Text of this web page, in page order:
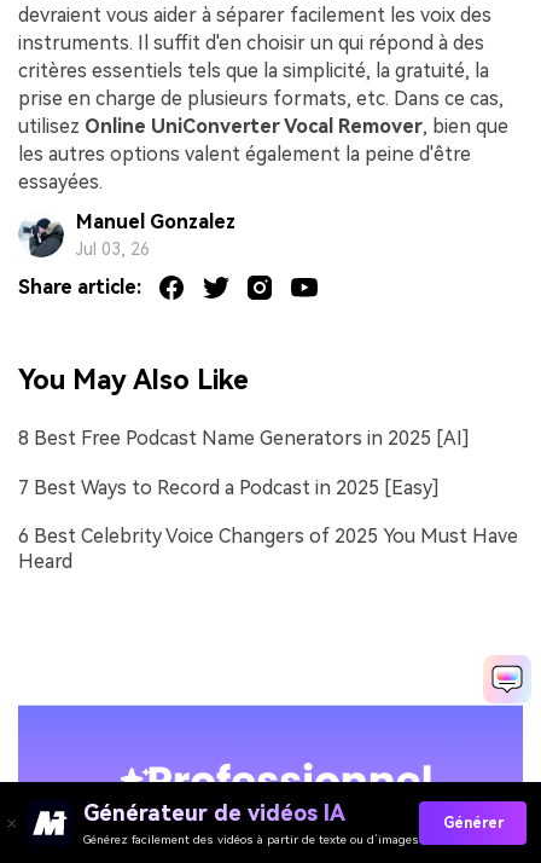
devraient vous aider à séparer facilement les voix des
instruments. Il suffit d'en choisir un qui répond à des
critères essentiels tels que la simplicité, la gratuité, la
prise en charge de plusieurs formats, etc. Dans ce cas,
utilisez Online UniConverter Vocal Remover, bien que
les autres options valent également la peine d'être
essayées.
Manuel Gonzalez
Jul 03, 26
Share article:
You May Also Like
8 Best Free Podcast Name Generators in 2025 [AI]
7 Best Ways to Record a Podcast in 2025 [Easy]
6 Best Celebrity Voice Changers of 2025 You Must Have
Heard
Générateur de vidéos IA
Générez facilement des vidéos à partir de texte ou d’images
Générer